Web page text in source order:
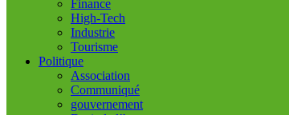
Finance
High-Tech
Industrie
Tourisme
Politique
Association
Communiqué
gouvernement